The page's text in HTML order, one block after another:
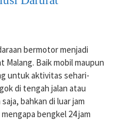
bermotor menjadi
Malang. Baik mobil maupun
untuk aktivitas sehari-
di tengah jalan atau
bahkan di luar jam
bengkel 24 jam